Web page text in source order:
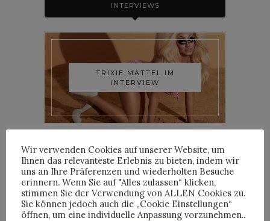
INTERVIEWS
TRIXIE MATTEL IM
INTERVIEW
YOANN LEMOINE AKA
WOODKID IM INTERVIEW
Wir verwenden Cookies auf unserer Website, um
Ihnen das relevanteste Erlebnis zu bieten, indem wir
uns an Ihre Präferenzen und wiederholten Besuche
erinnern. Wenn Sie auf "Alles zulassen“ klicken,
stimmen Sie der Verwendung von ALLEN Cookies zu.
Sie können jedoch auch die „Cookie Einstellungen“
öffnen, um eine individuelle Anpassung vorzunehmen..